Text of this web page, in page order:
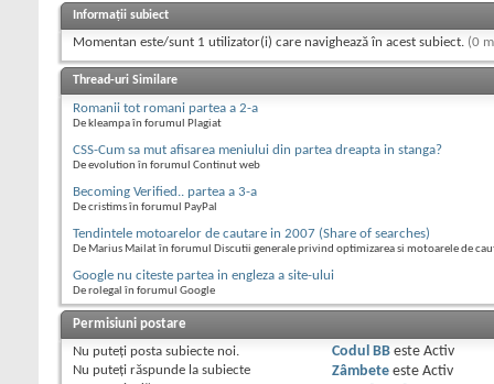
Informații subiect
Momentan este/sunt 1 utilizator(i) care navighează în acest subiect. (0
Thread-uri Similare
Romanii tot romani partea a 2-a
De kleampa în forumul Plagiat
CSS-Cum sa mut afisarea meniului din partea dreapta in stanga?
De evolution în forumul Continut web
Becoming Verified.. partea a 3-a
De cristims în forumul PayPal
Tendintele motoarelor de cautare in 2007 (Share of searches)
De Marius Mailat în forumul Discutii generale privind optimizarea si motoarele de
Google nu citeste partea in engleza a site-ului
De rolegal în forumul Google
Permisiuni postare
Nu puteţi posta subiecte noi.
Nu puteţi răspunde la subiecte
Codul BBeste Activ
Zâmbeteeste Activ